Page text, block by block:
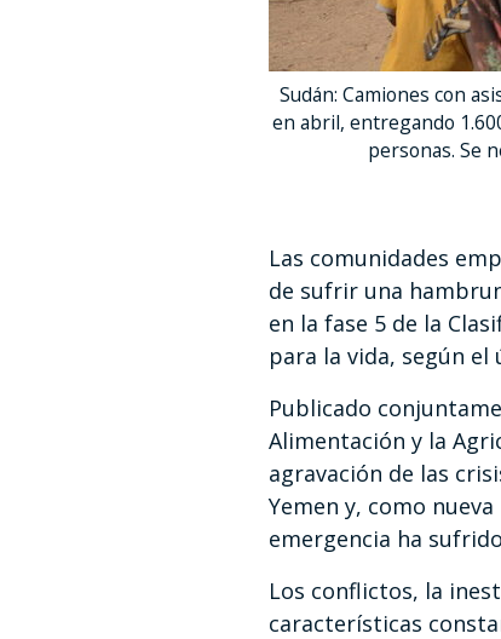
Sudán: Camiones con
en abril, entregando
personas. Se
Las comunidades
de sufrir una
en la fase 5 de la
para la vida, según
Publicado
Alimentación y la
agravación de las
Yemen y, como
emergencia ha
Los conflictos, la
características